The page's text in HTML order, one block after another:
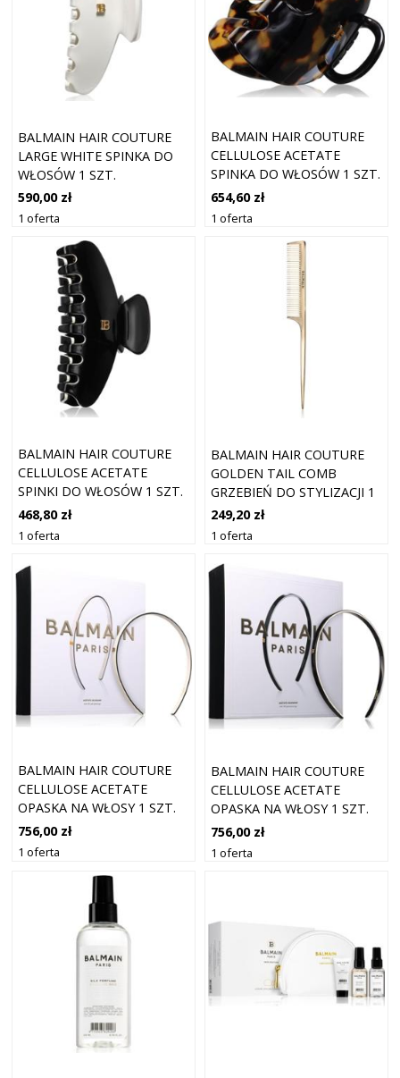
BALMAIN HAIR COUTURE
LARGE WHITE SPINKA DO
WŁOSÓW 1 SZT.
590,00 zł
1 oferta
BALMAIN HAIR COUTURE
CELLULOSE ACETATE
SPINKA DO WŁOSÓW 1 SZT.
654,60 zł
1 oferta
BALMAIN HAIR COUTURE
CELLULOSE ACETATE
SPINKI DO WŁOSÓW 1 SZT.
468,80 zł
1 oferta
BALMAIN HAIR COUTURE
GOLDEN TAIL COMB
GRZEBIEŃ DO STYLIZACJI 1
SZT.
249,20 zł
1 oferta
BALMAIN HAIR COUTURE
CELLULOSE ACETATE
OPASKA NA WŁOSY 1 SZT.
756,00 zł
1 oferta
BALMAIN HAIR COUTURE
CELLULOSE ACETATE
OPASKA NA WŁOSY 1 SZT.
756,00 zł
1 oferta